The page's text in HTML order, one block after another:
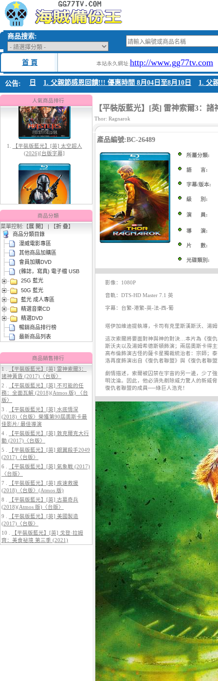
商品搜索:
首 頁 本站永久網址:http://www.gg77tv.com
公告:
月10日 1. 父親節感恩回饋!!! 優惠時間 8月04日至8月10日 1. 父親
人氣商品排行
1.【平裝版藍光】[英] 太空超人
(2026)[台版字幕]
【平裝版藍光】[英] 曼達洛人與
古古 (2026)[台版字幕]
3.【平裝版藍光】[英] 阿凡達3：火
與燼 (2025)(Atmos 版)〈台版〉
4.【平裝版藍光】[英] 穿著PRADA
的惡魔 2 (2026)[台版字幕]
5.【平裝版藍光】[英] 阿凡達：水
之道 (2022)〈台版〉
商品分類
菜單控制:【展 開】 | 【折 疊】
商品分類目錄
漫威電影專區
其他商品加購區
會員加購DVD
(雜誌，寫真) 電子檔 USB
25G 藍光
50G 藍光
藍光 成人專區
精選音樂CD
精選DVD
暢銷商品排行榜
最新商品列表
商品銷售排行
1 .
【平裝版藍光】[英] 雷神索爾3：
諸神黃昏 (2017)〈台版〉
2 .
【平裝版藍光】[英] 不可能的任
務：全面瓦解 (2018)(Atmos 版) 〈台
版〉
3 .
【平裝版藍光】[英] 水底情深
(2018)〈台版〉榮獲第90屆奧斯卡最
佳影片/ 最佳導演
4 .
【平裝版藍光】[英] 敦克爾克大行
動 (2017)〈台版〉
5 .
【平裝版藍光】[英] 銀翼殺手2049
(2017)〈台版〉
6 .
【平裝版藍光】[英] 氣象戰 (2017)
〈台版〉
7 .
【平裝版藍光】[英] 疾速救援
(2018)〈台版〉(Atmos 版)
8 .
【平裝版藍光】[英] 古墓奇兵
(2018)(Atmos 版)〈台版〉
9 .
【平裝版藍光】[英] 美國製造
(2017)〈台版〉
10 .
【平裝版藍光】[英] 戈登·拉姆
齊：美食祕境 第三季 (2021)
【平裝版藍光】[英] 雷神索爾3：諸
Thor: Ragnarok
產品編號:BC-26489
所屬分類:
語 言:
字幕/版本:
級 別:
演 員:
導 演:
片 數:
光碟類別:
影像：1080P
音軌：DTS-HD Master 7.1 英
字幕：台繁-港繁-英-法-西-葡
塔伊加維迪提執導，卡司有克里斯漢斯沃、湯
這次索爾將要面對神與神的對決…本片為《復
斯沃夫以及湯姆希德斯頓飾演；兩屆奧斯卡得
高布倫飾演古怪的薩卡星獨裁統治者：宗師；
洛再度飾演出自《復仇者聯盟》與《復仇者聯
劇情描述，索爾被囚禁在宇宙的另一邊，少了
明沈淪。因此，他必須先剷除威力驚人的新威
復仇者聯盟的成員──綠巨人浩克！